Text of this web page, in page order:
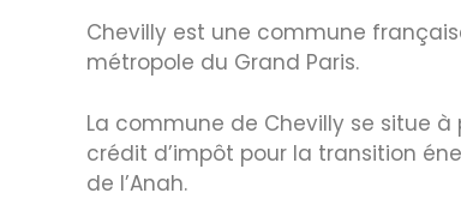
Chevilly est une commune
métropole du Grand Paris.
La commune de Chevilly se situe
crédit d’impôt pour la transition
de l’Anah.